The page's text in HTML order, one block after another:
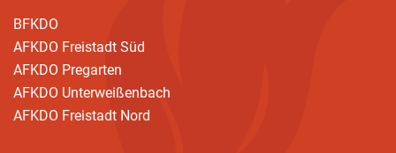
BFKDO
AFKDO Freistadt Süd
AFKDO Pregarten
AFKDO Unterweißenbach
AFKDO Freistadt Nord